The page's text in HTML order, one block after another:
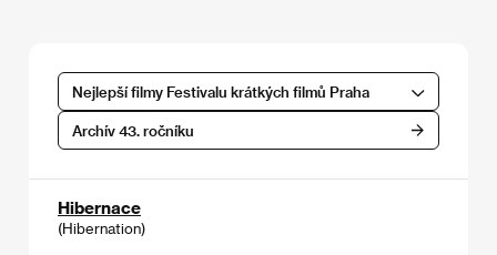
Nejlepší filmy Festivalu krátkých filmů Praha
Archív 43. ročníku
Hibernace
(Hibernation)